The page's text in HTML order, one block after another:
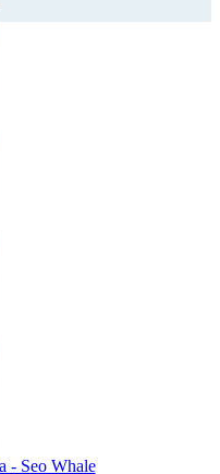
- Seo Whale